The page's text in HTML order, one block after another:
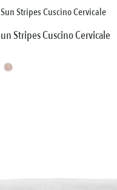
Stripes Cuscino Cervicale